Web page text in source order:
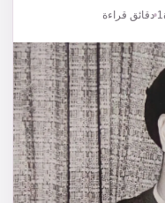
1 دقائق قراءة